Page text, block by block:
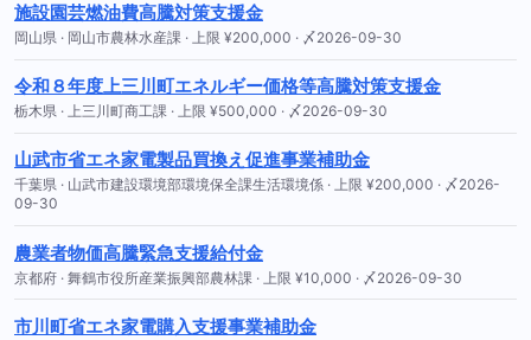
施設園芸燃油費高騰対策支援金
岡山県 · 岡山市農林水産課 · 上限 ¥200,000 · 〆2026-09-30
令和８年度上三川町エネルギー価格等高騰対策支援金
栃木県 · 上三川町商工課 · 上限 ¥500,000 · 〆2026-09-30
山武市省エネ家電製品買換え促進事業補助金
千葉県 · 山武市建設環境部環境保全課生活環境係 · 上限 ¥200,000 · 〆2026-
09-30
農業者物価高騰緊急支援給付金
京都府 · 舞鶴市役所産業振興部農林課 · 上限 ¥10,000 · 〆2026-09-30
市川町省エネ家電購入支援事業補助金